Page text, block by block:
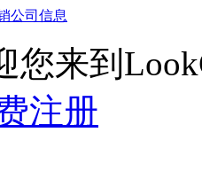
公司信息
您来到
注册